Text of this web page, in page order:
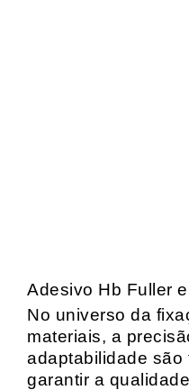
Adesivo Hb Fuller
No universo da
materiais, a
adaptabilidade são
garantir a